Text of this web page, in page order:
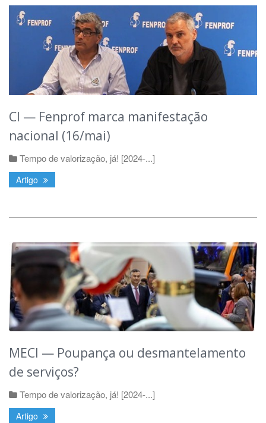
CI — Fenprof marca manifestação
nacional (16/mai)
Tempo de valorização, já! [2024-...]
Artigo
MECI — Poupança ou desmantelamento
de serviços?
Tempo de valorização, já! [2024-...]
Artigo